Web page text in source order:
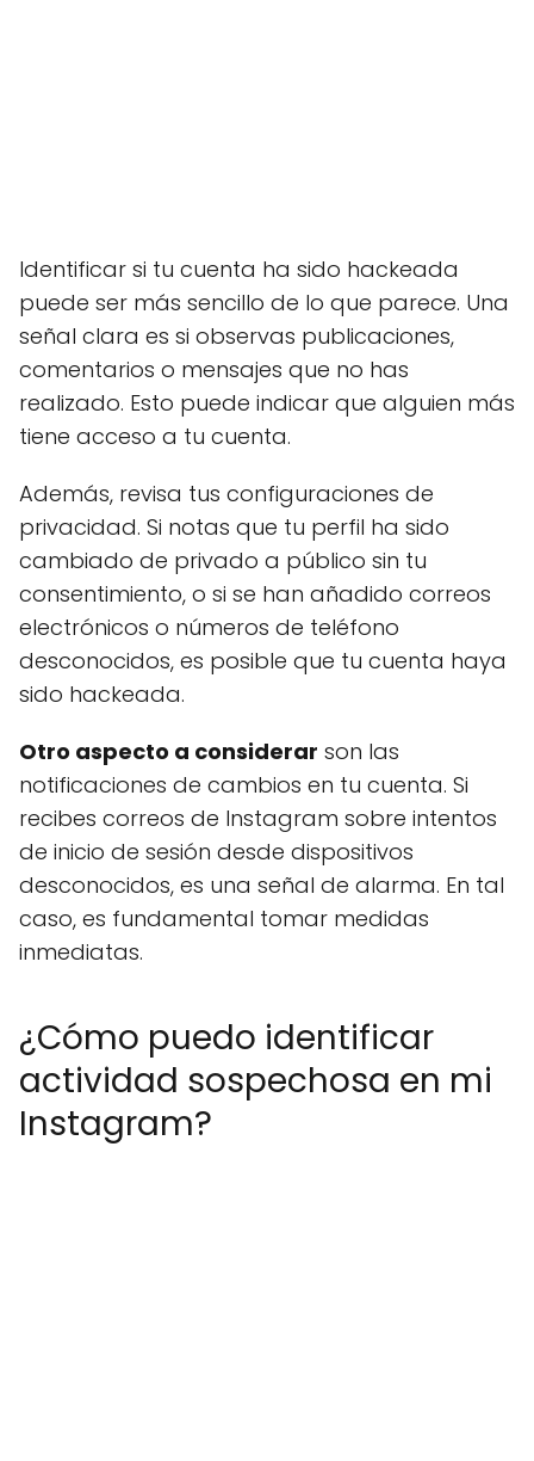
Identificar si tu cuenta ha sido hackeada
puede ser más sencillo de lo que parece. Una
señal clara es si observas publicaciones,
comentarios o mensajes que no has
realizado. Esto puede indicar que alguien más
tiene acceso a tu cuenta.
Además, revisa tus configuraciones de
privacidad. Si notas que tu perfil ha sido
cambiado de privado a público sin tu
consentimiento, o si se han añadido correos
electrónicos o números de teléfono
desconocidos, es posible que tu cuenta haya
sido hackeada.
Otro aspecto a considerar son las
notificaciones de cambios en tu cuenta. Si
recibes correos de Instagram sobre intentos
de inicio de sesión desde dispositivos
desconocidos, es una señal de alarma. En tal
caso, es fundamental tomar medidas
inmediatas.
¿Cómo puedo identificar
actividad sospechosa en mi
Instagram?